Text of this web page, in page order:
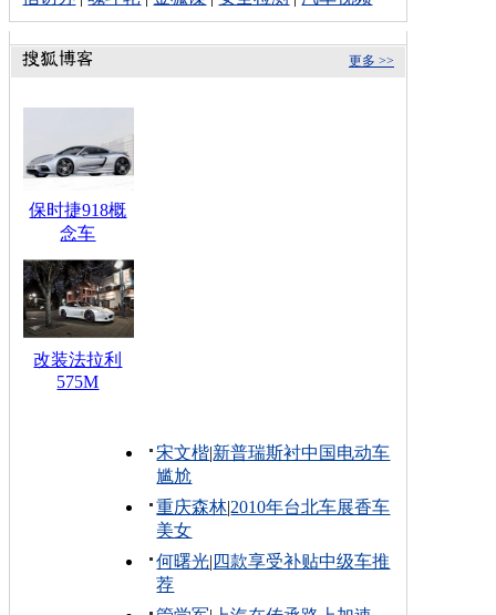
更多 >>
保时捷918概
念车
改装法拉利
575M
宋文楷|新普瑞斯衬中国电动车
尴尬
重庆森林|2010年台北车展香车
美女
何曙光| 四款享受补贴中级车推
荐